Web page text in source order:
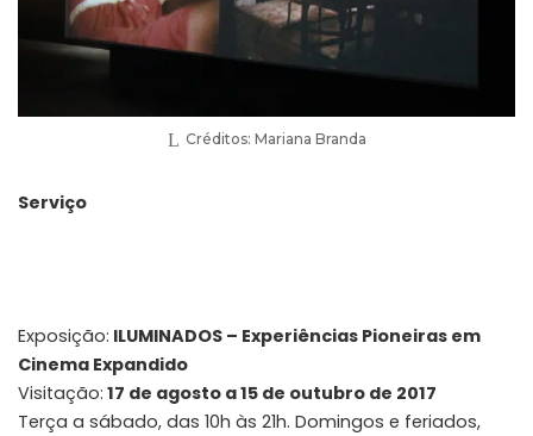
Créditos: Mariana Branda
Serviço
Exposição: ILUMINADOS – Experiências Pioneiras em
Cinema Expandido
Visitação: 17 de agosto a 15 de outubro de 2017
Terça a sábado, das 10h às 21h. Domingos e feriados,